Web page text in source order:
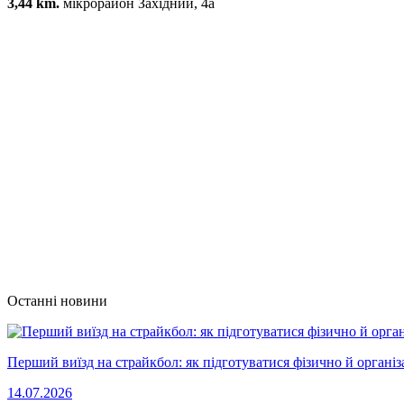
Останні новини
Перший виїзд на страйкбол: як підготуватися фізично й
14.07.2026